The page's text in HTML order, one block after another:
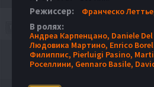
Режиссер: Франческо
В ролях:
Андреа Карпенцано, Daniele
Людовика Мартино, Enrico
Филиппис, Pierluigi Pasino,
Роселлини, Gennaro Basile,